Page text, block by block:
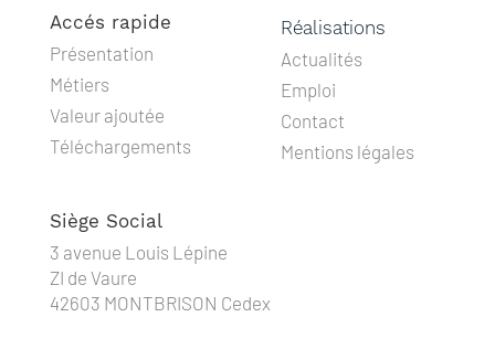
Accés rapide
Présentation
Métiers
Valeur ajoutée
Téléchargements
Réalisations
Actualités
Emploi
Contact
Mentions légales
Siège Social
3 avenue Louis Lépine
ZI de Vaure
42603 MONTBRISON Cedex